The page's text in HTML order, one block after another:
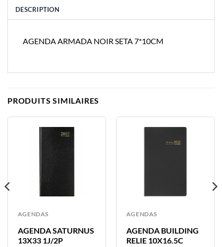
DESCRIPTION
AGENDA ARMADA NOIR SETA 7*10CM
PRODUITS SIMILAIRES
AGENDAS
AGENDA SATURNUS
13X33 1J/2P
AGENDAS
AGENDA BUILDING
RELIE 10X16.5C